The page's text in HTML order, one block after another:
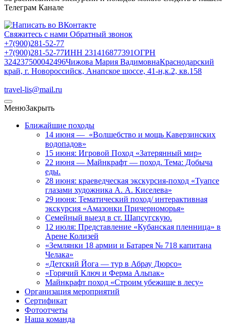
Телеграм Канале
Свяжитесь с нами Обратный звонок
+7(900)281-52-77
+7(900)281-52-77ИНН 231416877391ОГРН
324237500042496Чижова Мария ВадимовнаКраснодарский
край, г. Новороссийск, Анапское шоссе, 41-н,к.2, кв.158
travel-lis@mail.ru
МенюЗакрыть
Ближайшие походы
14 июня — «Волшебство и мощь Каверзинских
водопадов»
15 июня: Игровой Поход «Затерянный мир»
22 июня — Майнкрафт — поход. Тема: Добыча
еды.
28 июня: краеведческая экскурсия-поход «Туапсе
глазами художника А. А. Киселева»
29 июня: Тематический поход/ интерактивная
экскурсия «Амазонки Причерноморья»
Семейный выезд в ст. Шапсугскую.
12 июля: Представление «Кубанская пленница» в
Арене Колизей
«Землянки 18 армии и Батарея № 718 капитана
Челака»
«Детский Йога — тур в Абрау Дюрсо»
«Горячий Ключ и Ферма Альпак»
Майнкрафт поход «Строим убежище в лесу»
Организация мероприятий
Сертификат
Фотоотчеты
Наша команда